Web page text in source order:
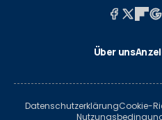
Über uns
DatenschutzerklärungCookie-